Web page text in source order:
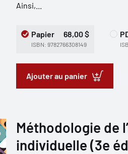
Ainsi,...
Papier 68,00 $
ISBN: 9782766308149
Ajouter au panier
Méthodologie de
individuelle (3e